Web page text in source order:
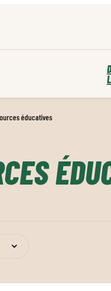
éducatives